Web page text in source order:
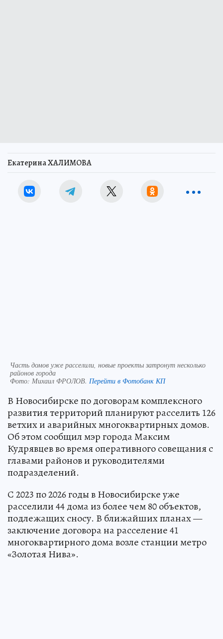
Екатерина ХАЛИМОВА
Часть домов уже расселили, новые проекты затронут несколько
районов города
Фото: Михаил ФРОЛОВ. Перейти в Фотобанк КП
В Новосибирске по договорам комплексного
развития территорий планируют расселить 126
ветхих и аварийных многоквартирных домов.
Об этом сообщил мэр города Максим
Кудрявцев во время оперативного совещания с
главами районов и руководителями
подразделений.
С 2023 по 2026 годы в Новосибирске уже
расселили 44 дома из более чем 80 объектов,
подлежащих сносу. В ближайших планах —
заключение договора на расселение 41
многоквартирного дома возле станции метро
«Золотая Нива».